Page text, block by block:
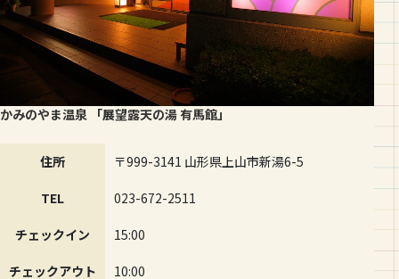
かみのやま温泉 「展望露天の湯 有馬館」
住所 〒999-3141 山形県上山市新湯6-5
TEL 023-672-2511
チェックイン 15:00
チェックアウト 10:00